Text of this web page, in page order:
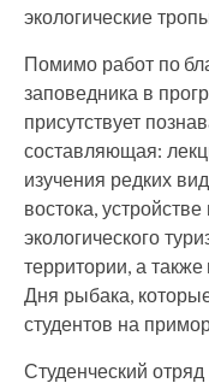
экологические
Помимо работ по
заповедника в
присутствует
составляющая:
изучения редких
востока,
экологического
территории, а
Дня рыбака,
студентов на
Студенческий